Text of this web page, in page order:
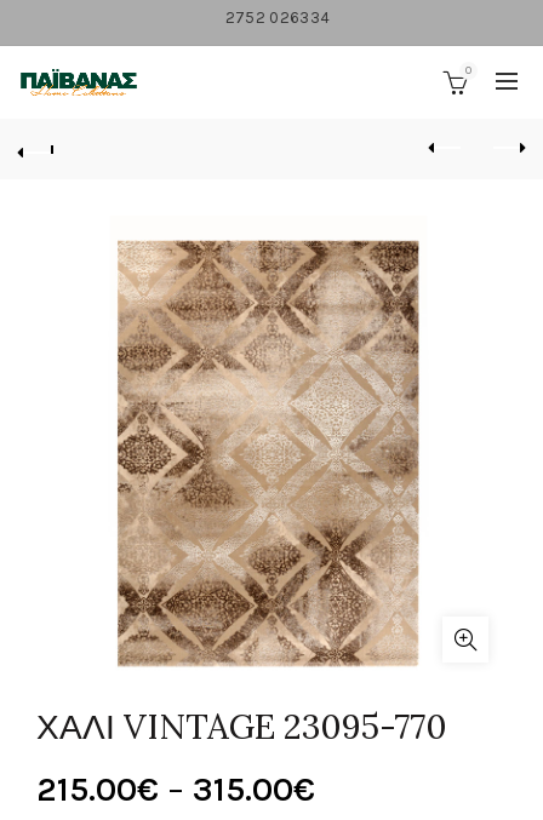
2752 026334
0
ΧΑΛΙ VINTAGE 23095-770
215.00€ – 315.00€